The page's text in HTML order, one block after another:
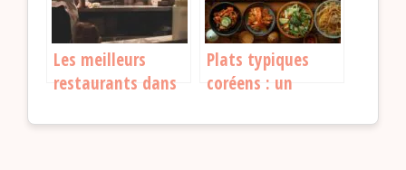
Les meilleurs
restaurants dans
expérience
Plats typiques
coréens : un
travers la Corée du